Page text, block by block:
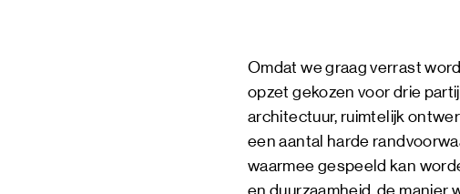
Omdat we graag verrast
opzet gekozen voor drie
architectuur, ruimtelijk
een aantal harde
waarmee gespeeld kan
en duurzaamheid, de manier